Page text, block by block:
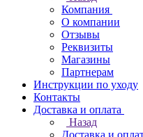
Компания
О компании
Отзывы
Реквизиты
Магазины
Партнерам
Инструкции по уходу
Контакты
Доставка и оплата
Назад
Доставка и